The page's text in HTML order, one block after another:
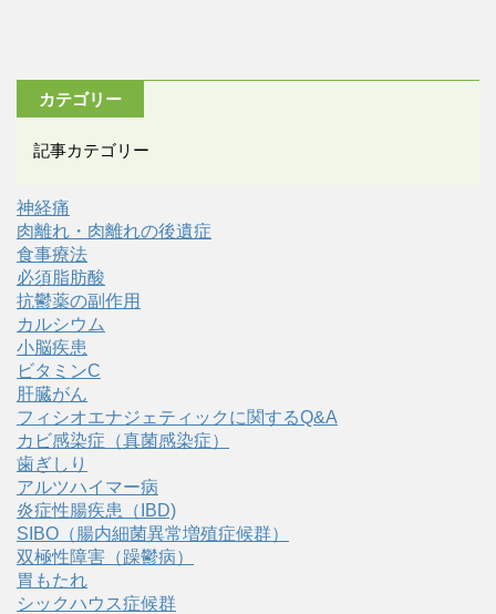
カテゴリー
記事カテゴリー
神経痛
肉離れ・肉離れの後遺症
食事療法
必須脂肪酸
抗鬱薬の副作用
カルシウム
小脳疾患
ビタミンC
肝臓がん
フィシオエナジェティックに関するQ&A
カビ感染症（真菌感染症）
歯ぎしり
アルツハイマー病
炎症性腸疾患（IBD)
SIBO（腸内細菌異常増殖症候群）
双極性障害（躁鬱病）
胃もたれ
シックハウス症候群